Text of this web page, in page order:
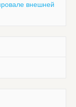
внешней